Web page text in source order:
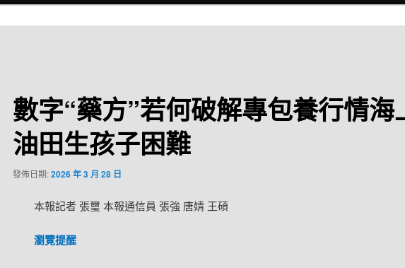
數字“藥方”若何破解專包養行情海
油田生孩子困難
發佈日期:2026 年 3 月 28 日
本報記者 張璽 本報通信員 張強 唐婧 王碩
瀏覽提醒